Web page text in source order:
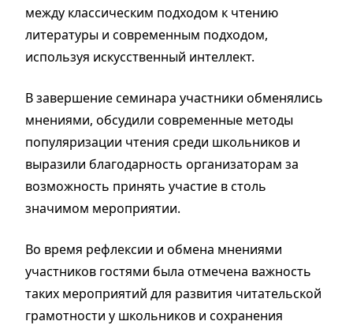
между классическим подходом к чтению
литературы и современным подходом,
используя искусственный интеллект.
В завершение семинара участники обменялись
мнениями, обсудили современные методы
популяризации чтения среди школьников и
выразили благодарность организаторам за
возможность принять участие в столь
значимом мероприятии.
Во время рефлексии и обмена мнениями
участников гостями была отмечена важность
таких мероприятий для развития читательской
грамотности у школьников и сохранения